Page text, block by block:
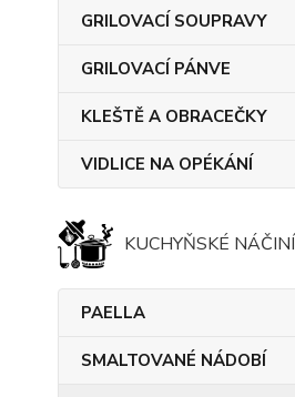
GRILOVACÍ SOUPRAVY
GRILOVACÍ PÁNVE
KLEŠTĚ A OBRACEČKY
VIDLICE NA OPÉKÁNÍ
KUCHYŇSKÉ NÁČINÍ
PAELLA
SMALTOVANÉ NÁDOBÍ